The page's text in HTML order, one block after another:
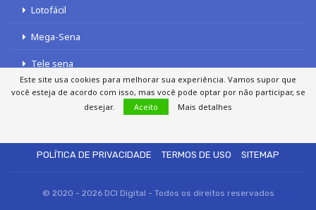
Lotofácil
Mega-Sena
Tele sena
POLÍTICA DE PRIVACIDADE
TERMOS DE USO SITEMAP
© 2020 - 2026 DCI Digital - Todos os direitos reservados
Este site usa cookies para melhorar sua experiência. Vamos supor que
você esteja de acordo com isso, mas você pode optar por não participar, se
desejar.
Aceito Mais detalhes